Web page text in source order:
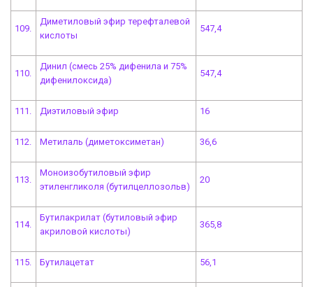
109.
Диметиловый эфир терефталевой
кислоты
547,4
110.
Динил (смесь 25% дифенила и 75%
дифенилоксида)
547,4
111. Диэтиловый эфир 16
112. Метилаль (диметоксиметан) 36,6
113.
Моноизобутиловый эфир
этиленгликоля (бутилцеллозольв)
20
114.
Бутилакрилат (бутиловый эфир
акриловой кислоты)
365,8
115. Бутилацетат 56,1